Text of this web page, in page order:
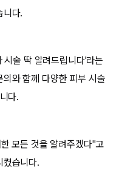
니다.
술 딱 알려드립니다'라는
와 함께 다양한 피부 시술
다.
모든 것을 알려주겠다"고
켰습니다.